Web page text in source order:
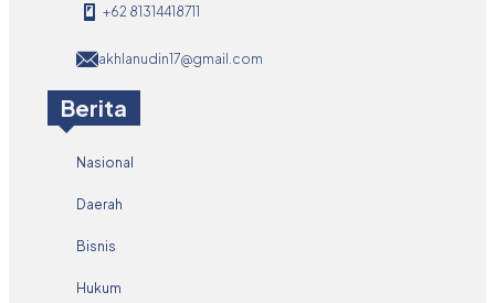
+62 81314418711
akhlanudin17@gmail.com
Berita
Nasional
Daerah
Bisnis
Hukum